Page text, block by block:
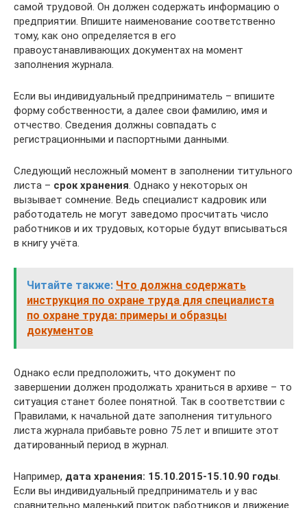
самой трудовой. Он должен содержать информацию о
предприятии. Впишите наименование соответственно
тому, как оно определяется в его
правоустанавливающих документах на момент
заполнения журнала.
Если вы индивидуальный предприниматель – впишите
форму собственности, а далее свои фамилию, имя и
отчество. Сведения должны совпадать с
регистрационными и паспортными данными.
Следующий несложный момент в заполнении титульного
листа – срок хранения. Однако у некоторых он
вызывает сомнение. Ведь специалист кадровик или
работодатель не могут заведомо просчитать число
работников и их трудовых, которые будут вписываться
в книгу учёта.
Читайте также: Что должна содержать
инструкция по охране труда для специалиста
по охране труда: примеры и образцы
документов
Однако если предположить, что документ по
завершении должен продолжать храниться в архиве – то
ситуация станет более понятной. Так в соответствии с
Правилами, к начальной дате заполнения титульного
листа журнала прибавьте ровно 75 лет и впишите этот
датированный период в журнал.
Например, дата хранения: 15.10.2015-15.10.90 годы.
Если вы индивидуальный предприниматель и у вас
сравнительно маленький приток работников и движение